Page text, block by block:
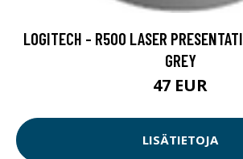
LOGITECH - R500 LASER
GREY
47 EUR
LISÄTIETOJA